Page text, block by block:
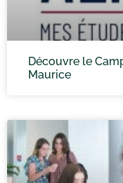
Découvre le
Maurice